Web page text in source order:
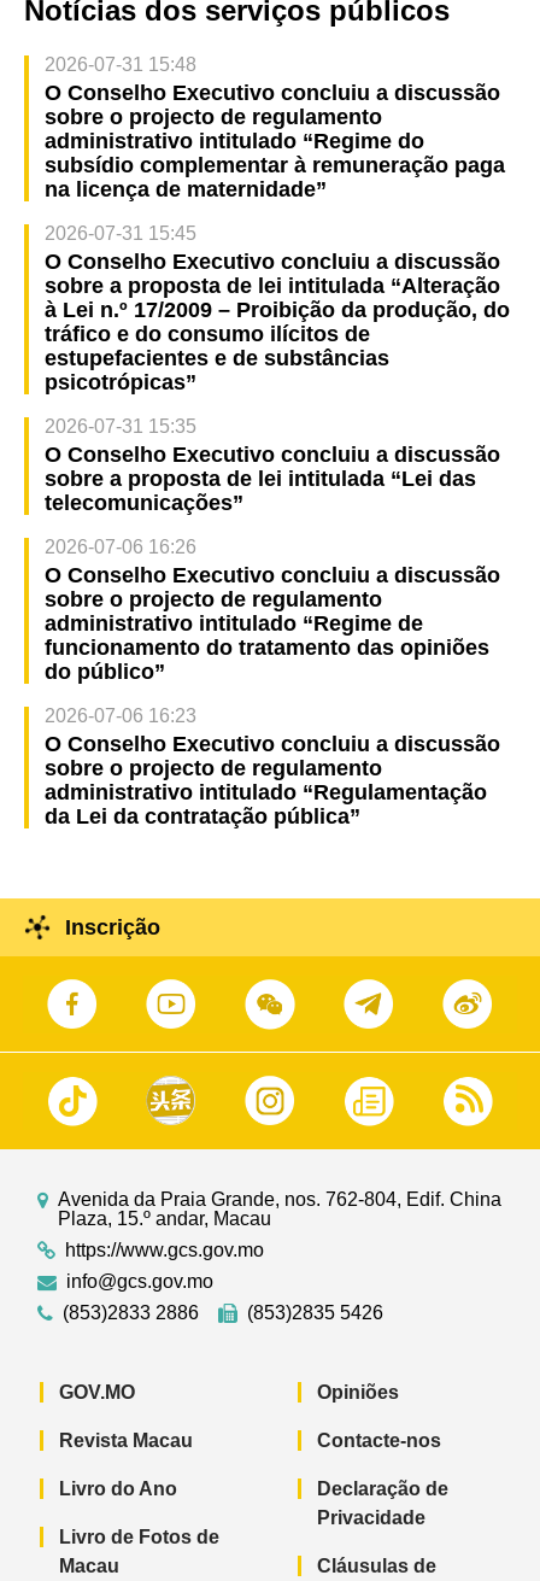
Notícias dos serviços públicos
2026-07-31 15:48
O Conselho Executivo concluiu a discussão
sobre o projecto de regulamento
administrativo intitulado “Regime do
subsídio complementar à remuneração paga
na licença de maternidade”
2026-07-31 15:45
O Conselho Executivo concluiu a discussão
sobre a proposta de lei intitulada “Alteração
à Lei n.º 17/2009 – Proibição da produção, do
tráfico e do consumo ilícitos de
estupefacientes e de substâncias
psicotrópicas”
2026-07-31 15:35
O Conselho Executivo concluiu a discussão
sobre a proposta de lei intitulada “Lei das
telecomunicações”
2026-07-06 16:26
O Conselho Executivo concluiu a discussão
sobre o projecto de regulamento
administrativo intitulado “Regime de
funcionamento do tratamento das opiniões
do público”
2026-07-06 16:23
O Conselho Executivo concluiu a discussão
sobre o projecto de regulamento
administrativo intitulado “Regulamentação
da Lei da contratação pública”
Inscrição
Avenida da Praia Grande, nos. 762-804, Edif. China
Plaza, 15.º andar, Macau
https://www.gcs.gov.mo
info@gcs.gov.mo
(853)2833 2886
(853)2835 5426
GOV.MO
Revista Macau
Livro do Ano
Livro de Fotos de
Macau
Opiniões
Contacte-nos
Declaração de
Privacidade
Cláusulas de